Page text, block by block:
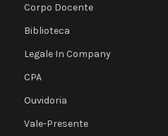
Corpo Docente
Biblioteca
Legale In Company
CPA
Ouvidoria
Vale-Presente